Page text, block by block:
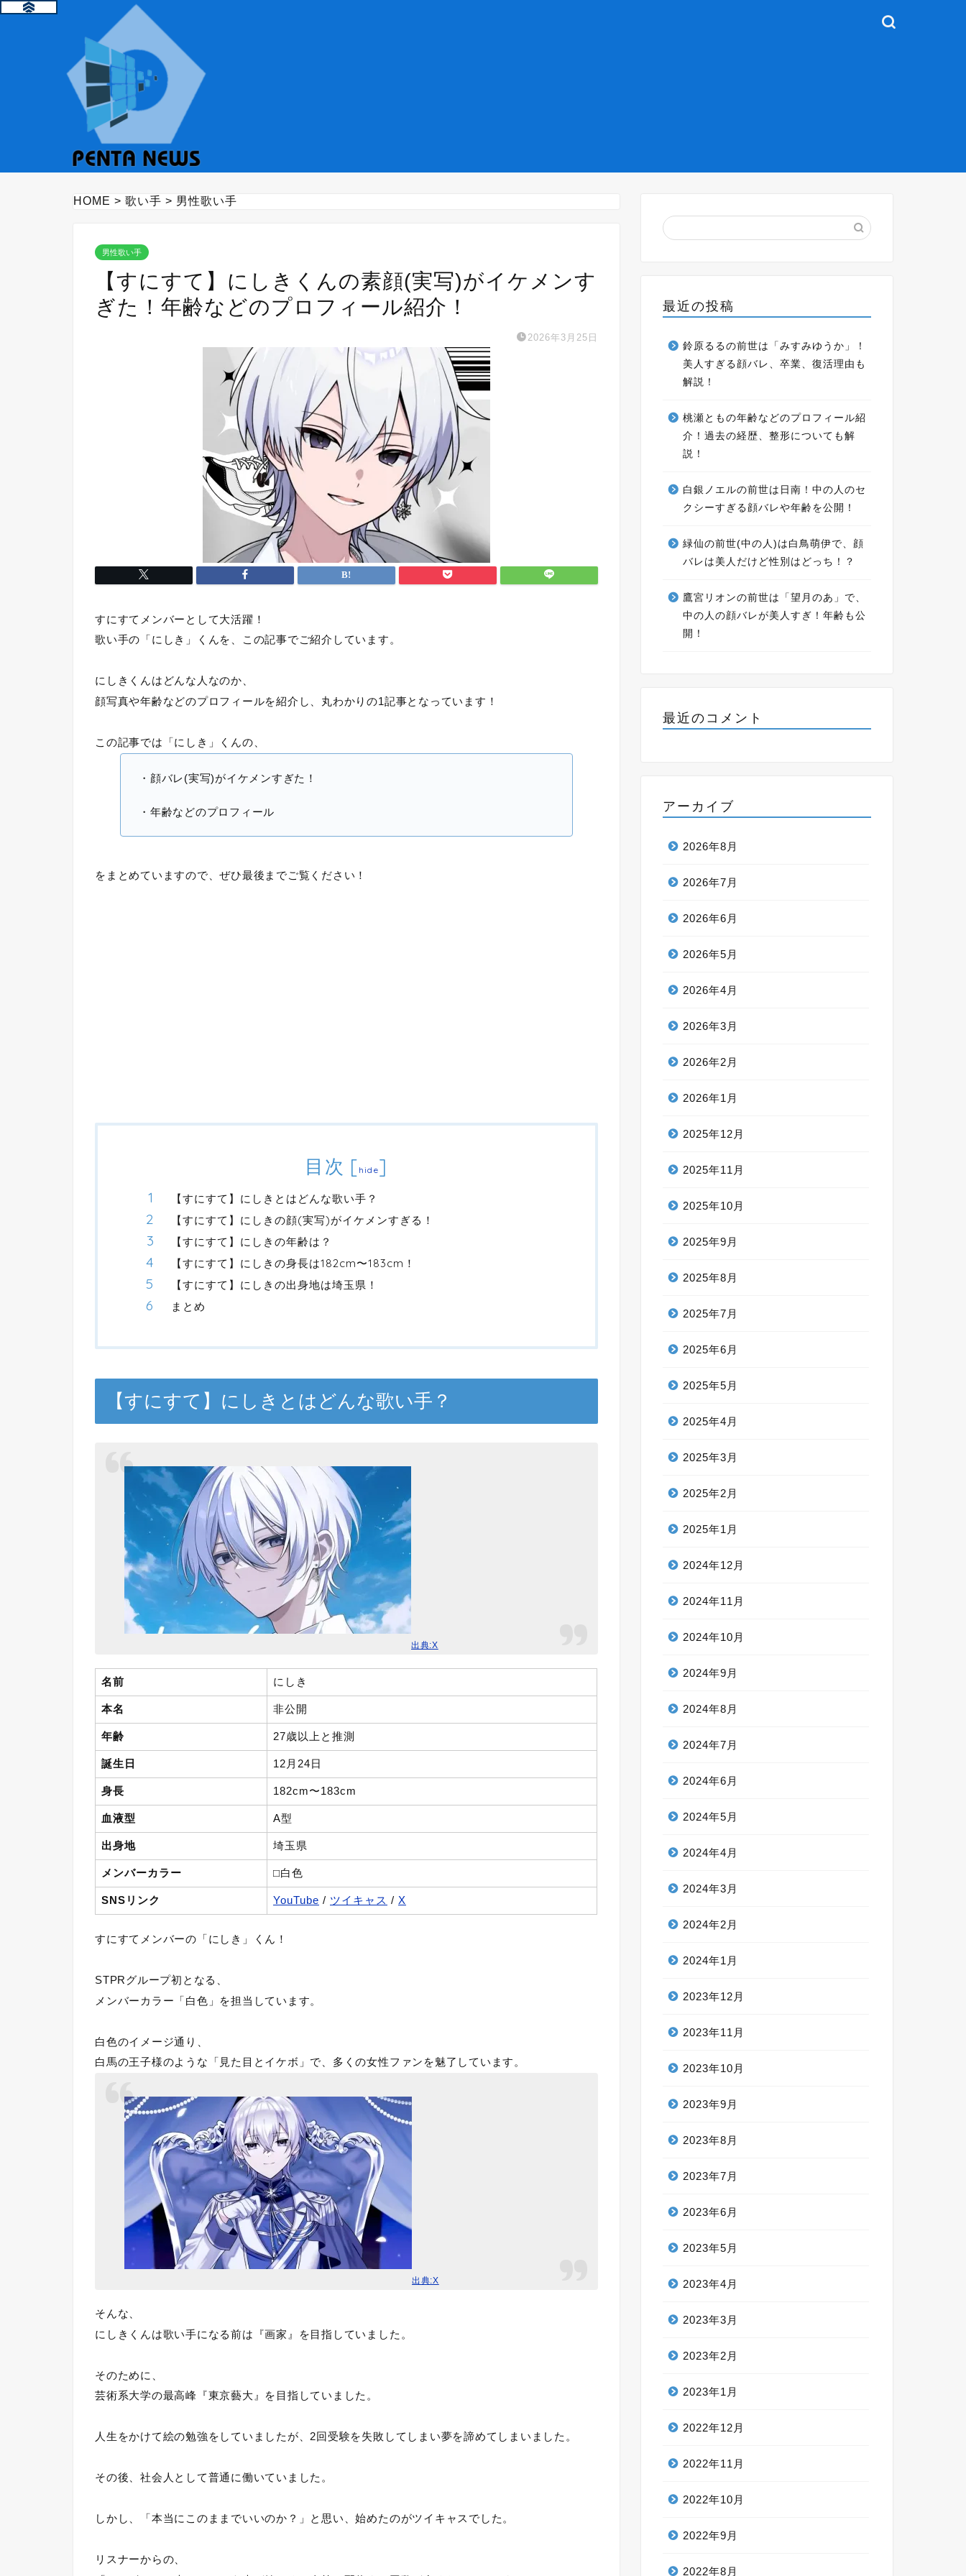
HOME > 歌い手 > 男性歌い手
男性歌い手
【すにすて】にしきくんの素顔(実写)がイケメンす
ぎた！年齢などのプロフィール紹介！
2026年3月25日
すにすてメンバーとして大活躍！
歌い手の「にしき」くんを、この記事でご紹介しています。
にしきくんはどんな人なのか、
顔写真や年齢などのプロフィールを紹介し、丸わかりの1記事となっています！
この記事では「にしき」くんの、
・顔バレ(実写)がイケメンすぎた！
・年齢などのプロフィール
をまとめていますので、ぜひ最後までご覧ください！
目次 [ hide]
【すにすて】にしきとはどんな歌い手？
【すにすて】にしきの顔(実写)がイケメンすぎる！
【すにすて】にしきの年齢は？
【すにすて】にしきの身長は182cm〜183cm！
【すにすて】にしきの出身地は埼玉県！
まとめ
【すにすて】にしきとはどんな歌い手？
出典:X
名前 にしき
本名 非公開
年齢 27歳以上と推測
誕生日 12月24日
身長 182cm〜183cm
血液型 A型
出身地 埼玉県
メンバーカラー ⬜︎白色
SNSリンク YouTube / ツイキャス / X
すにすてメンバーの「にしき」くん！
STPRグループ初となる、
メンバーカラー「白色」を担当しています。
白色のイメージ通り、
白馬の王子様のような「見た目とイケボ」で、多くの女性ファンを魅了しています。
出典:X
そんな、
にしきくんは歌い手になる前は『画家』を目指していました。
そのために、
芸術系大学の最高峰『東京藝大』を目指していました。
人生をかけて絵の勉強をしていましたが、2回受験を失敗してしまい夢を諦めてしまいました。
その後、社会人として普通に働いていました。
しかし、「本当にこのままでいいのか？」と思い、始めたのがツイキャスでした。
リスナーからの、
最近の投稿
鈴原るるの前世は「みすみゆうか」！
美人すぎる顔バレ、卒業、復活理由も
解説！
桃瀬ともの年齢などのプロフィール紹
介！過去の経歴、整形についても解
説！
白銀ノエルの前世は日南！中の人のセ
クシーすぎる顔バレや年齢を公開！
緑仙の前世(中の人)は白鳥萌伊で、顔
バレは美人だけど性別はどっち！？
鷹宮リオンの前世は「望月のあ」で、
中の人の顔バレが美人すぎ！年齢も公
開！
最近のコメント
アーカイブ
2026年8月
2026年7月
2026年6月
2026年5月
2026年4月
2026年3月
2026年2月
2026年1月
2025年12月
2025年11月
2025年10月
2025年9月
2025年8月
2025年7月
2025年6月
2025年5月
2025年4月
2025年3月
2025年2月
2025年1月
2024年12月
2024年11月
2024年10月
2024年9月
2024年8月
2024年7月
2024年6月
2024年5月
2024年4月
2024年3月
2024年2月
2024年1月
2023年12月
2023年11月
2023年10月
2023年9月
2023年8月
2023年7月
2023年6月
2023年5月
2023年4月
2023年3月
2023年2月
2023年1月
2022年12月
2022年11月
2022年10月
2022年9月
2022年8月